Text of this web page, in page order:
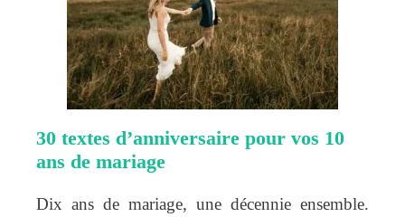
30 textes d’anniversaire pour vos 10
ans de mariage
Dix ans de mariage, une décennie ensemble.